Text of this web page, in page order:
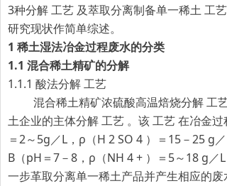
3种分解 工艺 及萃取分离制备单一稀土 工
研究现状作简单综述。
1 稀土湿法冶金过程废水的分类
1.1 混合稀土精矿的分解
1.1.1 酸法分解 工艺
混合稀土精矿浓硫酸高温焙烧分解 工
土企业的主体分解 工艺 。该 工艺 在冶金
＝2～5g／L，ρ（H 2 SO 4 ）＝15－25 g
B（pH＝7－8，ρ（NH 4 + ）＝5～18 g／
一步革取分离单一稀土产品并产生相应的废